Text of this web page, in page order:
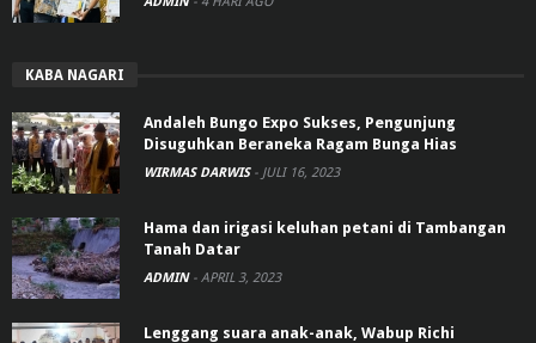
KABA NAGARI
Andaleh Bungo Expo Sukses, Pengunjung
Disuguhkan Beraneka Ragam Bunga Hias
WIRMAS DARWIS - JULI 16, 2023
Hama dan irigasi keluhan petani di Tambangan
Tanah Datar
ADMIN - APRIL 3, 2023
Lenggang suara anak-anak, Wabup Richi